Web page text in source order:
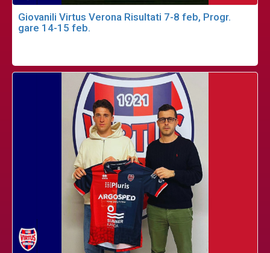
Giovanili Virtus Verona Risultati 7-8 feb, Progr.
gare 14-15 feb.